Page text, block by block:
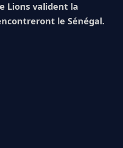
Lions valident la
le Sénégal.